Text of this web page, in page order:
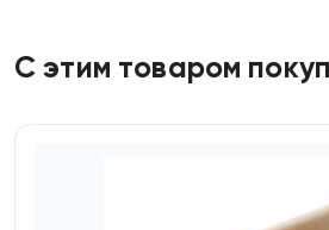
С этим товаром